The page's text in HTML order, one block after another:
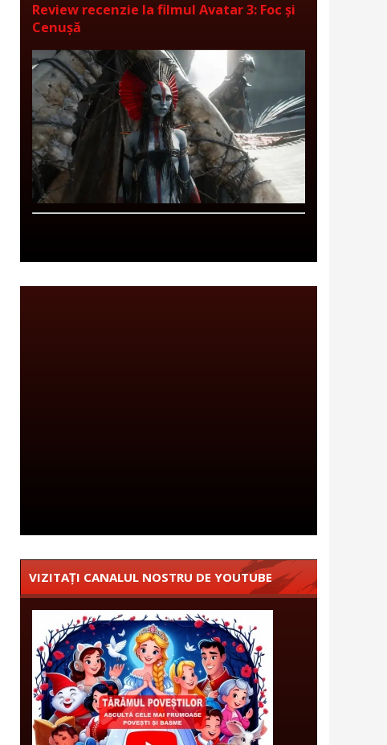
Review recenzie la filmul Avatar 3: Foc și
Cenușă
VIZITAȚI CANALUL NOSTRU DE YOUTUBE